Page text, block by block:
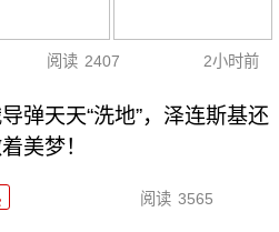
阅读 2407 2小时前
弹天天“洗地”，泽连斯基还
美梦！
阅读 3565